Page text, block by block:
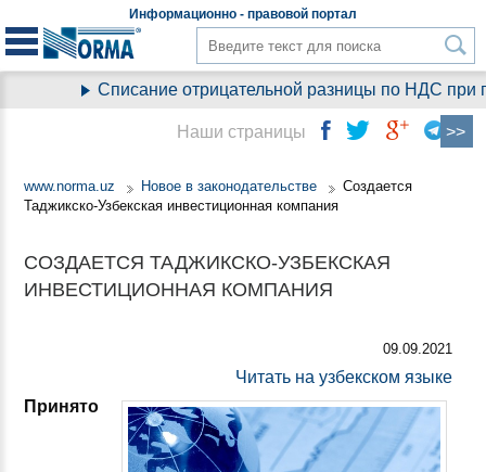
Информационно - правовой портал
Списание отрицательной разницы по НДС при
www.norma.uz Новое в законодательстве
Создается
Таджикско-Узбекская инвестиционная компания
СОЗДАЕТСЯ ТАДЖИКСКО-УЗБЕКСКАЯ
ИНВЕСТИЦИОННАЯ КОМПАНИЯ
09.09.2021
Читать на узбекском языке
Принято
Наши страницы